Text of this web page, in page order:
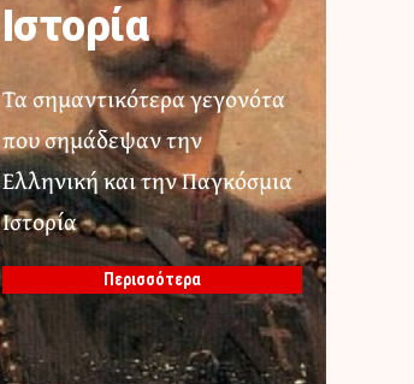
Ιστορία
Τα σημαντικότερα γεγονότα
που σημάδεψαν την
Ελληνική και την Παγκόσμια
Ιστορία
Περισσότερα